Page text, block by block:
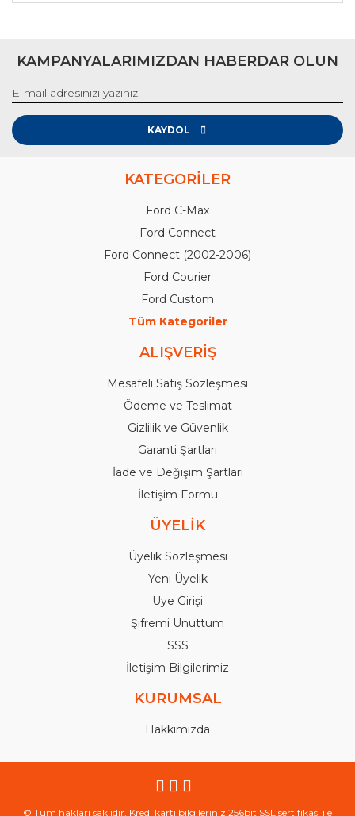
KAMPANYALARIMIZDAN HABERDAR OLUN
KAYDOL
KATEGORİLER
Ford C-Max
Ford Connect
Ford Connect (2002-2006)
Ford Courier
Ford Custom
Tüm Kategoriler
ALIŞVERİŞ
Mesafeli Satış Sözleşmesi
Ödeme ve Teslimat
Gizlilik ve Güvenlik
Garanti Şartları
İade ve Değişim Şartları
İletişim Formu
ÜYELİK
Üyelik Sözleşmesi
Yeni Üyelik
Üye Girişi
Şifremi Unuttum
SSS
İletişim Bilgilerimiz
KURUMSAL
Hakkımızda
© Tüm hakları saklıdır. Kredi kartı bilgileriniz 256bit SSL sertifikası ile